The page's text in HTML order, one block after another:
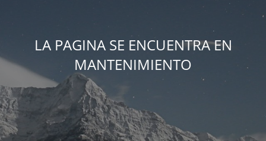
LA PAGINA SE ENCUENTRA EN
MANTENIMIENTO